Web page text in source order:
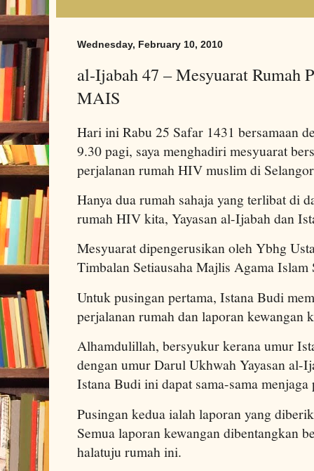
Wednesday, February 10, 2010
al-Ijabah 47 – Mesyuarat Rumah
MAIS
Hari ini Rabu 25 Safar 1431 bersamaan
9.30 pagi, saya menghadiri mesyuarat
perjalanan rumah HIV muslim di
Hanya dua rumah sahaja yang terlibat di
rumah HIV kita, Yayasan al-Ijabah dan
Mesyuarat dipengerusikan oleh Ybhg
Timbalan Setiausaha Majlis Agama Islam
Untuk pusingan pertama, Istana Budi
perjalanan rumah dan laporan kewangan
Alhamdulillah, bersyukur kerana umur
dengan umur Darul Ukhwah Yayasan al-
Istana Budi ini dapat sama-sama
Pusingan kedua ialah laporan yang
Semua laporan kewangan dibentangkan
halatuju rumah ini.